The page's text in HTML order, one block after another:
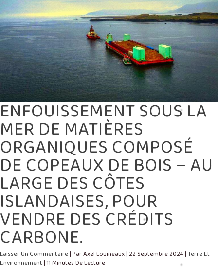
ENFOUISSEMENT SOUS LA
MER DE MATIÈRES
ORGANIQUES COMPOSÉ
DE COPEAUX DE BOIS – AU
LARGE DES CÔTES
ISLANDAISES, POUR
VENDRE DES CRÉDITS
CARBONE.
Laisser Un Commentaire| ParAxel Louineaux| 22 Septembre 2024|Terre Et
Environnement|11 Minutes De Lecture
LARGE
DES
CÔTES
ISLANDAISES,
POUR
VENDRE
DES
CRÉDITS
CARBONE.